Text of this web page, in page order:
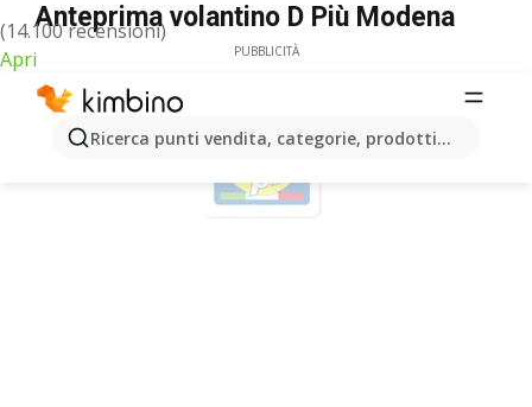
(14.100 recensioni)
Apri
Ricerca punti vendita, categorie, prodotti...
Anteprima volantino D Più Modena
PUBBLICITÀ